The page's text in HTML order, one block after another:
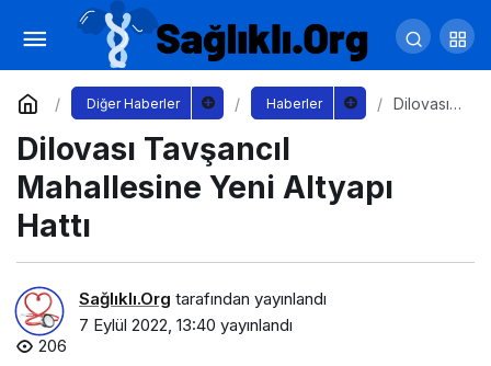
Diğer Haberler Haberler
Dilovası
Dilovası Tavşancıl
Mahallesine Yeni Altyapı
Hattı
Sağlıklı.Org tarafından yayınlandı
7 Eylül 2022, 13:40 yayınlandı
206
Boğaziçi Üniversitesi’nden Yurt Açıklaması
Yorum Yap Paylaş